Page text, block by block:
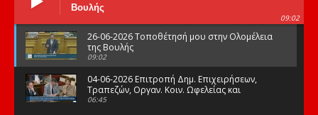
Βουλής
09:02
26-06-2026 Τοποθέτησή μου στην Ολομέλεια
της Βουλής
09:02
04-06-2026 Επιτροπή Δημ. Επιχειρήσεων,
Τραπεζών, Οργαν. Κοιν. Ωφελείας και
Φορέων Κοινων. Ασφάλισης
06:45